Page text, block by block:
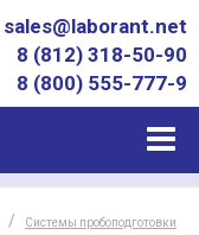
sales@laborant.net
8 (812) 318-50-90
8 (800) 555-777-9
Системы пробоподготовки